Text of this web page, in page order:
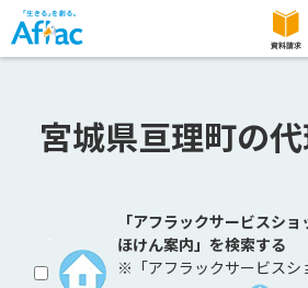
宮城県亘理町の
「アフラックサービスシ
ほけん案内」を検索する
※「アフラックサービスシ